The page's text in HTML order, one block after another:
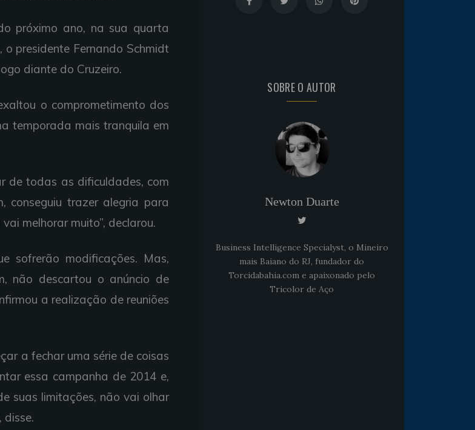
próximo ano, na sua quarta
presidente Fernando Schmidt
diante do Cruzeiro.
o comprometimento dos
temporada mais tranquila em
de todas as dificuldades, com
conseguiu trazer alegria para
melhorar muito”, declarou.
sofrerão modificações. Mas,
não descartou o anúncio de
a realização de reuniões
a fechar uma série de coisas
essa campanha de 2014 e,
suas limitações, não vai olhar
disse.
SOBRE O AUTOR
Newton Duarte
Business Intelligence Specialyst, o Mineiro
mais Baiano do RJ, fundador do
Torcidabahia.com e apaixonado pelo
Tricolor de Aço